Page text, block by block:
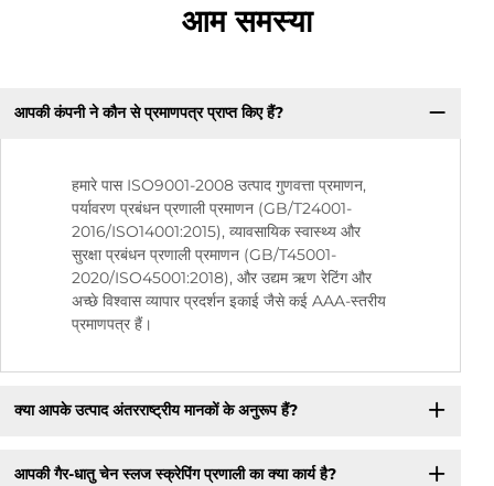
आम समस्या
आपकी कंपनी ने कौन से प्रमाणपत्र प्राप्त किए हैं?
हमारे पास ISO9001-2008 उत्पाद गुणवत्ता प्रमाणन,
पर्यावरण प्रबंधन प्रणाली प्रमाणन (GB/T24001-
2016/ISO14001:2015), व्यावसायिक स्वास्थ्य और
सुरक्षा प्रबंधन प्रणाली प्रमाणन (GB/T45001-
2020/ISO45001:2018), और उद्यम ऋण रेटिंग और
अच्छे विश्वास व्यापार प्रदर्शन इकाई जैसे कई AAA-स्तरीय
प्रमाणपत्र हैं।
क्या आपके उत्पाद अंतरराष्ट्रीय मानकों के अनुरूप हैं?
आपकी गैर-धातु चेन स्लज स्क्रेपिंग प्रणाली का क्या कार्य है?